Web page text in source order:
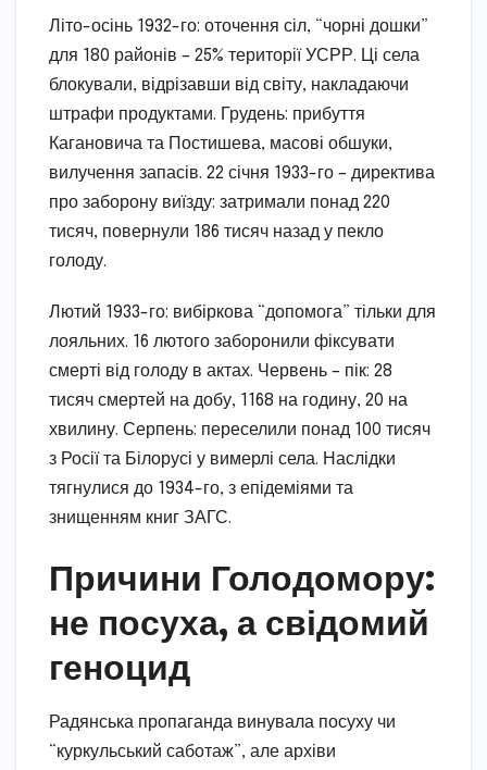
Літо-осінь 1932-го: оточення сіл, “чорні дошки”
для 180 районів – 25% території УСРР. Ці села
блокували, відрізавши від світу, накладаючи
штрафи продуктами. Грудень: прибуття
Кагановича та Постишева, масові обшуки,
вилучення запасів. 22 січня 1933-го – директива
про заборону виїзду: затримали понад 220
тисяч, повернули 186 тисяч назад у пекло
голоду.
Лютий 1933-го: вибіркова “допомога” тільки для
лояльних. 16 лютого заборонили фіксувати
смерті від голоду в актах. Червень – пік: 28
тисяч смертей на добу, 1168 на годину, 20 на
хвилину. Серпень: переселили понад 100 тисяч
з Росії та Білорусі у вимерлі села. Наслідки
тягнулися до 1934-го, з епідеміями та
знищенням книг ЗАГС.
Причини Голодомору:
не посуха, а свідомий
геноцид
Радянська пропаганда винувала посуху чи
“куркульський саботаж”, але архіви